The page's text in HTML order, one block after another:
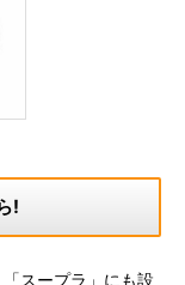
!
スープラ」にも設